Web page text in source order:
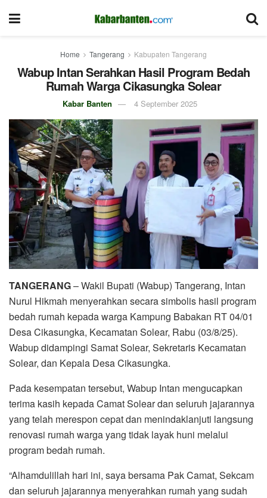
Home Tangerang Kabupaten Tangerang
Wabup Intan Serahkan Hasil Program Bedah
Rumah Warga Cikasungka Solear
Kabar Banten 4 September 2025
TANGERANG– Wakil Bupati (Wabup) Tangerang, Intan
Nurul Hikmah menyerahkan secara simbolis hasil program
bedah rumah kepada warga Kampung Babakan RT 04/01
Desa Cikasungka, Kecamatan Solear, Rabu (03/8/25).
Wabup didampingi Samat Solear, Sekretaris Kecamatan
Solear, dan Kepala Desa Cikasungka.
Pada kesempatan tersebut, Wabup Intan mengucapkan
terima kasih kepada Camat Solear dan seluruh jajarannya
yang telah merespon cepat dan menindaklanjuti langsung
renovasi rumah warga yang tidak layak huni melalui
program bedah rumah.
“Alhamdulillah hari ini, saya bersama Pak Camat, Sekcam
dan seluruh jajarannya menyerahkan rumah yang sudah